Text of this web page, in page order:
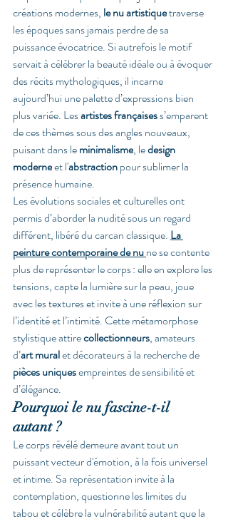
créations modernes, le nu artistique traverse
les époques sans jamais perdre de sa
puissance évocatrice. Si autrefois le motif
servait à célébrer la beauté idéale ou à évoquer
des récits mythologiques, il incarne
aujourd’hui une palette d’expressions bien
plus variée. Les artistes françaises s’emparent
de ces thèmes sous des angles nouveaux,
puisant dans le minimalisme, le design
moderne et l'abstraction pour sublimer la
présence humaine.
Les évolutions sociales et culturelles ont
permis d’aborder la nudité sous un regard
différent, libéré du carcan classique. La
peinture contemporaine de nune se contente
plus de représenter le corps : elle en explore les
tensions, capte la lumière sur la peau, joue
avec les textures et invite à une réflexion sur
l’identité et l’intimité. Cette métamorphose
stylistique attire collectionneurs, amateurs
d’art mural et décorateurs à la recherche de
pièces uniques empreintes de sensibilité et
d’élégance.
Pourquoi le nu fascine-t-il
autant ?
Le corps révélé demeure avant tout un
puissant vecteur d'émotion, à la fois universel
et intime. Sa représentation invite à la
contemplation, questionne les limites du
tabou et célèbre la vulnérabilité autant que la